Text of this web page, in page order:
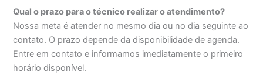
Qual o prazo para o técnico realizar o atendimento?
Nossa meta é atender no mesmo dia ou no dia seguinte ao
contato. O prazo depende da disponibilidade de agenda.
Entre em contato e informamos imediatamente o primeiro
horário disponível.